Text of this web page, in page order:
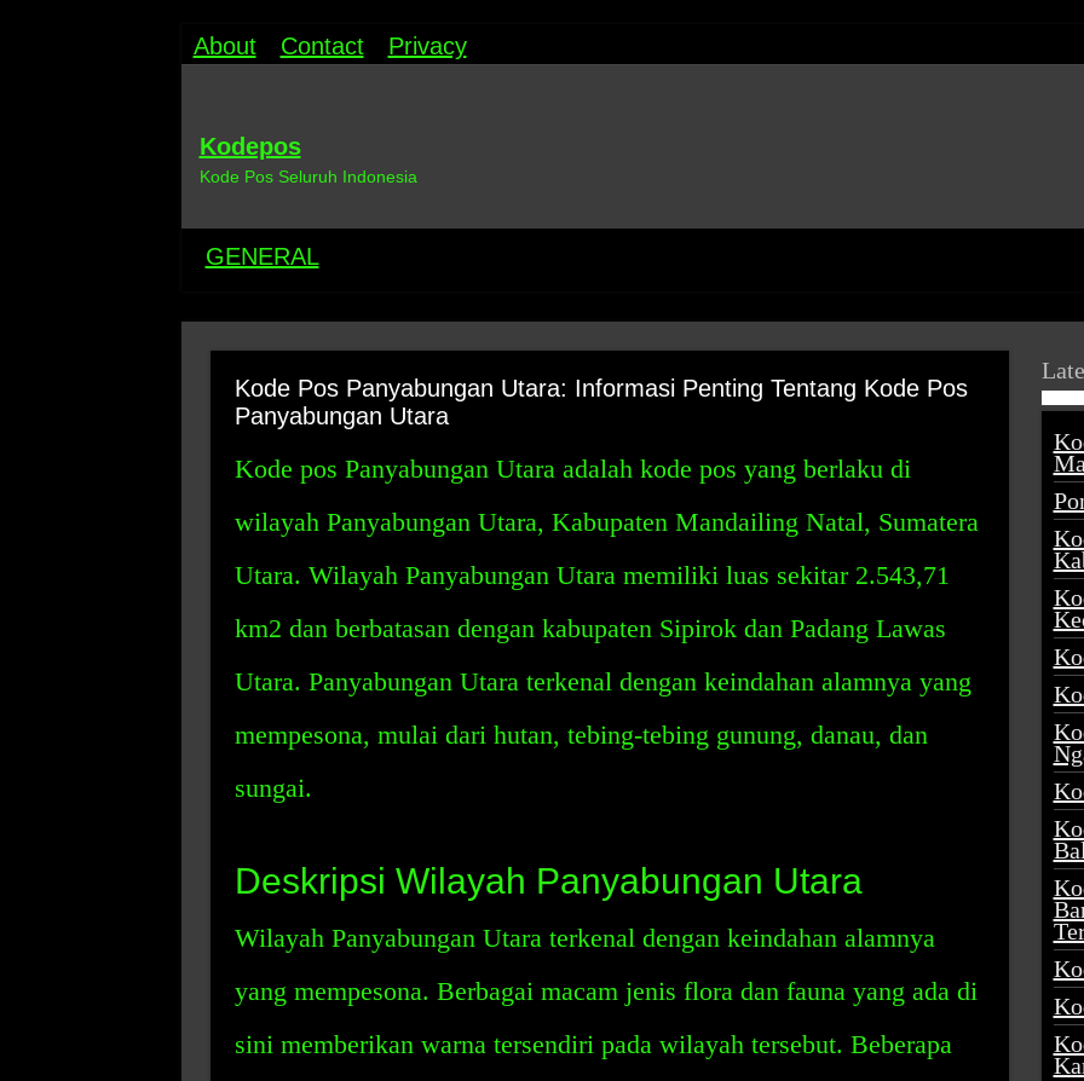
About Contact Privacy
Kodepos
Kode Pos Seluruh Indonesia
GENERAL
Kode Pos Panyabungan Utara: Informasi Penting Tentang Kode Pos
Panyabungan Utara
Kode pos Panyabungan Utara adalah kode pos yang berlaku di
wilayah Panyabungan Utara, Kabupaten Mandailing Natal, Sumatera
Utara. Wilayah Panyabungan Utara memiliki luas sekitar 2.543,71
km2 dan berbatasan dengan kabupaten Sipirok dan Padang Lawas
Utara. Panyabungan Utara terkenal dengan keindahan alamnya yang
mempesona, mulai dari hutan, tebing-tebing gunung, danau, dan
sungai.
Deskripsi Wilayah Panyabungan Utara
Wilayah Panyabungan Utara terkenal dengan keindahan alamnya
yang mempesona. Berbagai macam jenis flora dan fauna yang ada di
sini memberikan warna tersendiri pada wilayah tersebut. Beberapa